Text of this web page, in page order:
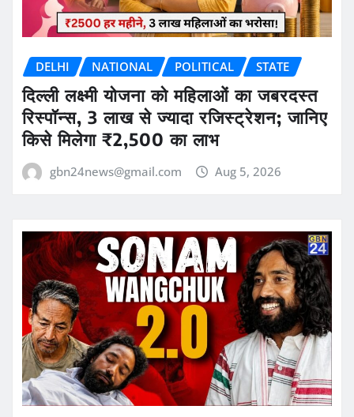
DELHI NATIONAL POLITICAL STATE
दिल्ली लक्ष्मी योजना को महिलाओं का जबरदस्त
रिस्पॉन्स, 3 लाख से ज्यादा रजिस्ट्रेशन; जानिए
किसे मिलेगा ₹2,500 का लाभ
gbn24news@gmail.com Aug 5, 2026